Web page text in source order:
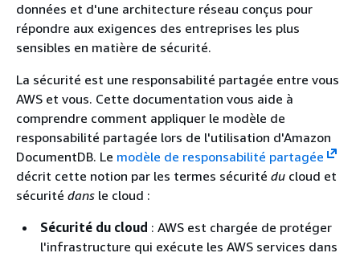
données et d'une architecture réseau conçus pour
répondre aux exigences des entreprises les plus
sensibles en matière de sécurité.
La sécurité est une responsabilité partagée entre vous
AWS et vous. Cette documentation vous aide à
comprendre comment appliquer le modèle de
responsabilité partagée lors de l'utilisation d'Amazon
DocumentDB. Le modèle de responsabilité partagée
décrit cette notion par les termes sécurité du cloud et
sécurité dans le cloud :
Sécurité du cloud : AWS est chargée de protéger
l'infrastructure qui exécute les AWS services dans